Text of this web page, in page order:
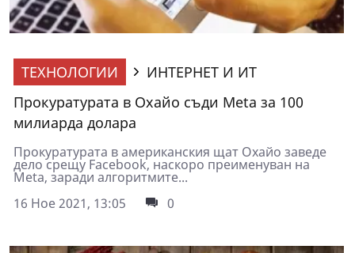
ТЕХНОЛОГИИ
ИНТЕРНЕТ И ИТ
Прокуратурата в Охайо съди Меtа за 100
милиарда долара
Прокуратурата в американския щат Охайо заведе
дело срещу Facebook, наскоро преименуван на
Meta, заради алгоритмите...
16 Ное 2021, 13:05
0